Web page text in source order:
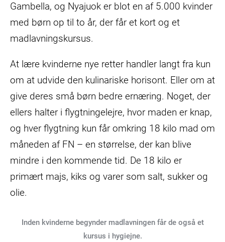
Gambella, og Nyajuok er blot en af 5.000 kvinder
med børn op til to år, der får et kort og et
madlavningskursus.
At lære kvinderne nye retter handler langt fra kun
om at udvide den kulinariske horisont. Eller om at
give deres små børn bedre ernæring. Noget, der
ellers halter i flygtningelejre, hvor maden er knap,
og hver flygtning kun får omkring 18 kilo mad om
måneden af FN – en størrelse, der kan blive
mindre i den kommende tid. De 18 kilo er
primært majs, kiks og varer som salt, sukker og
olie.
Inden kvinderne begynder madlavningen får de også et
kursus i hygiejne.